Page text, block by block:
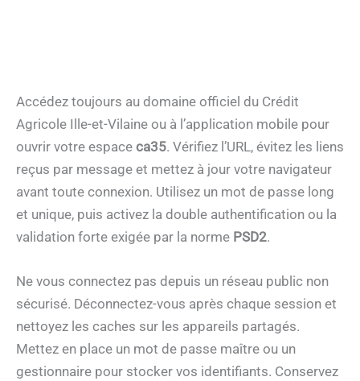
Accédez toujours au domaine officiel du Crédit
Agricole Ille-et-Vilaine ou à l’application mobile pour
ouvrir votre espace ca35. Vérifiez l’URL, évitez les liens
reçus par message et mettez à jour votre navigateur
avant toute connexion. Utilisez un mot de passe long
et unique, puis activez la double authentification ou la
validation forte exigée par la norme PSD2.
Ne vous connectez pas depuis un réseau public non
sécurisé. Déconnectez-vous après chaque session et
nettoyez les caches sur les appareils partagés.
Mettez en place un mot de passe maître ou un
gestionnaire pour stocker vos identifiants. Conservez